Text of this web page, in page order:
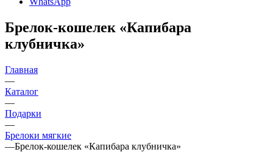
Брелок-кошелек «Капибара
клубничка»
Главная
—
Каталог
—
Подарки
—
Брелоки мягкие
—Брелок-кошелек «Капибара клубничка»